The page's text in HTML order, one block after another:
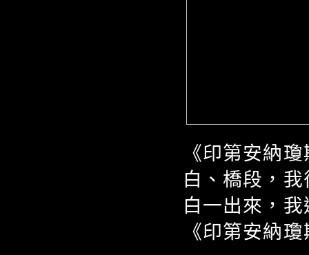
《印第安納
白、橋段，
白一出來，
《印第安納